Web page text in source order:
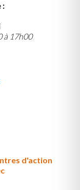
:
à 17h00
d'action